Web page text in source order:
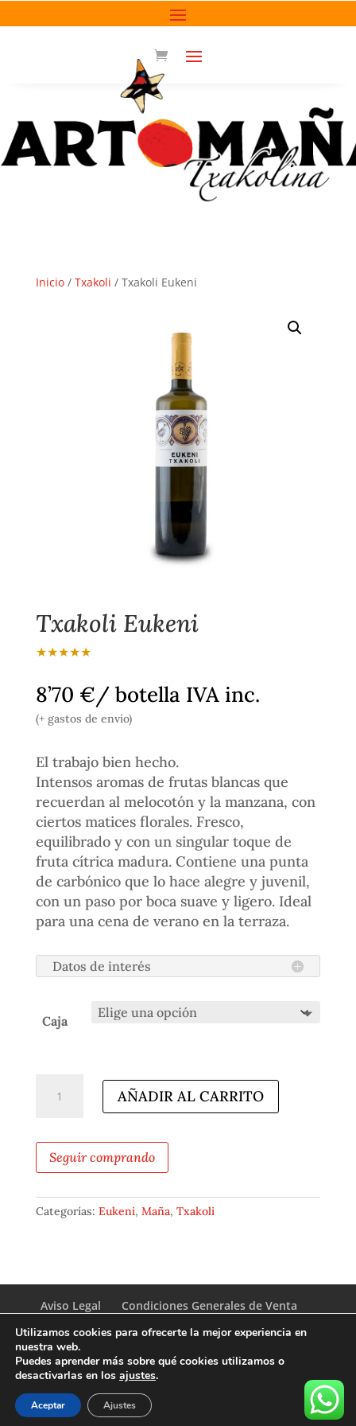
Inicio/ Txakoli / Txakoli Eukeni
Txakoli Eukeni
★★★★★
8’70 €/ botella IVA inc.
(+ gastos de envío)
El trabajo bien hecho.
Intensos aromas de frutas blancas que
recuerdan al melocotón y la manzana, con
ciertos matices florales. Fresco,
equilibrado y con un singular toque de
fruta cítrica madura. Contiene una punta
de carbónico que lo hace alegre y juvenil,
con un paso por boca suave y ligero. Ideal
para una cena de verano en la terraza.
Datos de interés
Caja
Eukeni
AÑADIR AL CARRITO
Seguir comprando
Categorías: Eukeni, Maña, Txakoli
Aviso Legal
Condiciones Generales de Venta
Política de Privacidad de Datos
Copyright © 2026
Utilizamos cookies para ofrecerte la mejor experiencia en
nuestra web.
Puedes aprender más sobre qué cookies utilizamos o
desactivarlas en los ajustes.
Aceptar Ajustes